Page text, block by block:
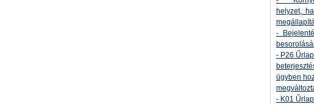
helyzet,
-
- P26
ügyben
- K01